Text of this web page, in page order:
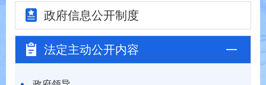
政府信息公开制度
法定主动公开内容